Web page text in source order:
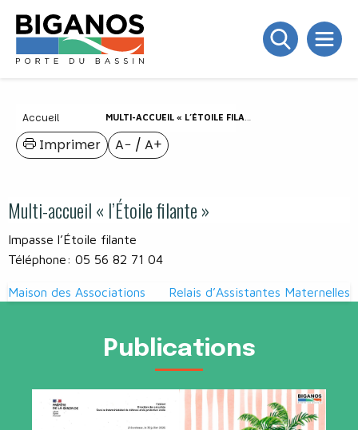
Accueil MULTI-ACCUEIL « L’ÉTOILE FILANTE »
A− / A+
Imprimer
Multi-accueil « l’Étoile filante »
Impasse l’Étoile filante
Téléphone: 05 56 82 71 04
Navigation
Maison des Associations Relais d’Assistantes Maternelles
Publications